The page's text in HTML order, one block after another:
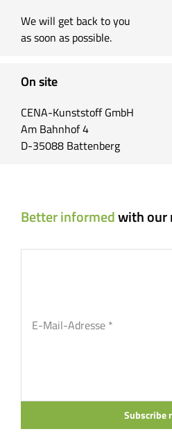
We will get back to you
as soon as possible.
On site
CENA-Kunststoff GmbH
Am Bahnhof 4
D-35088 Battenberg
Better informedwith our
Subscribe